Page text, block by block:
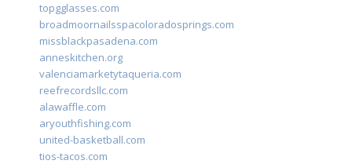
topgglasses.com
broadmoornailsspacoloradosprings.com
missblackpasadena.com
anneskitchen.org
valenciamarketytaqueria.com
reefrecordsllc.com
alawaffle.com
aryouthfishing.com
united-basketball.com
tios-tacos.com